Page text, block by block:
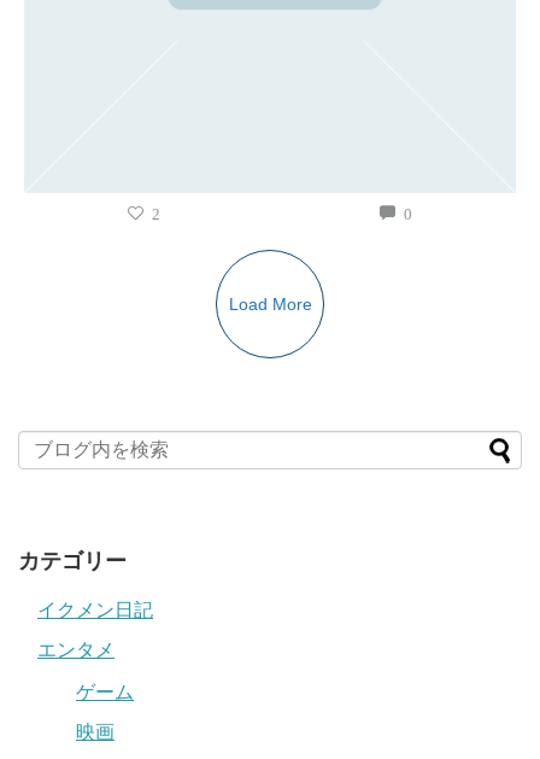
2 0
Load More
カテゴリー
イクメン日記
エンタメ
ゲーム
映画